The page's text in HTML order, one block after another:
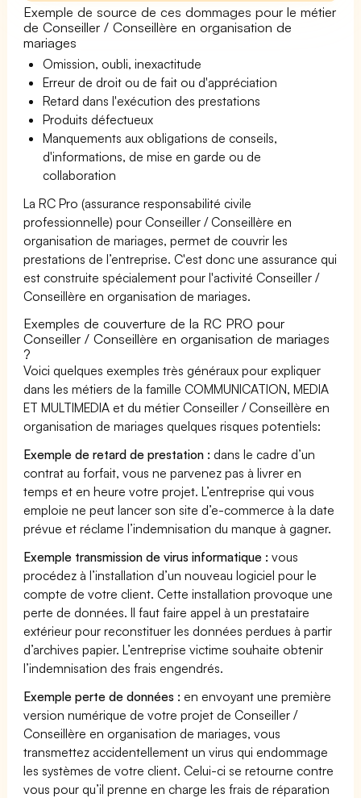
Exemple de source de ces dommages pour le métier
de Conseiller / Conseillère en organisation de
mariages
Omission, oubli, inexactitude
Erreur de droit ou de fait ou d'appréciation
Retard dans l'exécution des prestations
Produits défectueux
Manquements aux obligations de conseils,
d'informations, de mise en garde ou de
collaboration
La RC Pro (assurance responsabilité civile
professionnelle) pour Conseiller / Conseillère en
organisation de mariages, permet de couvrir les
prestations de l’entreprise. C'est donc une assurance qui
est construite spécialement pour l'activité Conseiller /
Conseillère en organisation de mariages.
Exemples de couverture de la RC PRO pour
Conseiller / Conseillère en organisation de mariages
?
Voici quelques exemples très généraux pour expliquer
dans les métiers de la famille COMMUNICATION, MEDIA
ET MULTIMEDIA et du métier Conseiller / Conseillère en
organisation de mariages quelques risques potentiels:
Exemple de retard de prestation : dans le cadre d’un
contrat au forfait, vous ne parvenez pas à livrer en
temps et en heure votre projet. L’entreprise qui vous
emploie ne peut lancer son site d’e-commerce à la date
prévue et réclame l’indemnisation du manque à gagner.
Exemple transmission de virus informatique : vous
procédez à l’installation d’un nouveau logiciel pour le
compte de votre client. Cette installation provoque une
perte de données. Il faut faire appel à un prestataire
extérieur pour reconstituer les données perdues à partir
d’archives papier. L’entreprise victime souhaite obtenir
l’indemnisation des frais engendrés.
Exemple perte de données : en envoyant une première
version numérique de votre projet de Conseiller /
Conseillère en organisation de mariages, vous
transmettez accidentellement un virus qui endommage
les systèmes de votre client. Celui-ci se retourne contre
vous pour qu’il prenne en charge les frais de réparation